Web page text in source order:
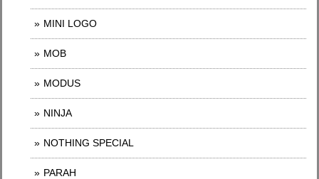
MINI LOGO
MOB
MODUS
NINJA
NOTHING SPECIAL
PARAH